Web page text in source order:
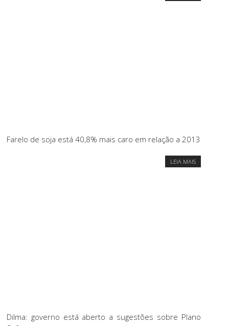
Farelo de soja está 40,8% mais caro em relação a 2013
LEIA MAIS
Dilma: governo está aberto a sugestões sobre Plano